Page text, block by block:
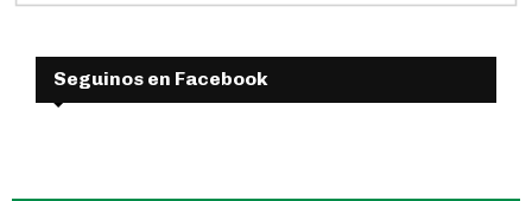
Seguinos en Facebook